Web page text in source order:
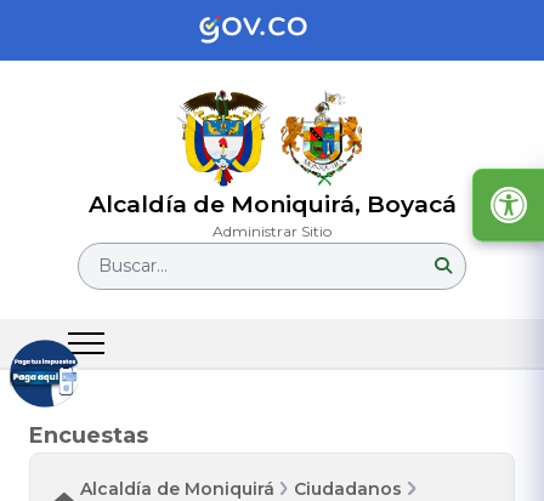
Alcaldía de Moniquirá, Boyacá
Administrar Sitio
Buscar...
Encuestas
Alcaldía de Moniquirá
Ciudadanos